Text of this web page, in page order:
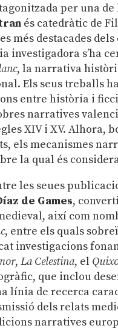
per una de
és catedràtic de
més destacades
investigadora s’ha
, la narrativa
Els seus treballs
entre història i
narratives
XIV i XV. Alhora,
els mecanismes
la qual és
les seues
de Games,
així com
, entre els quals
investigacions
,La Celestina, el
que inclou
línia de recerca
dels relats
narratives